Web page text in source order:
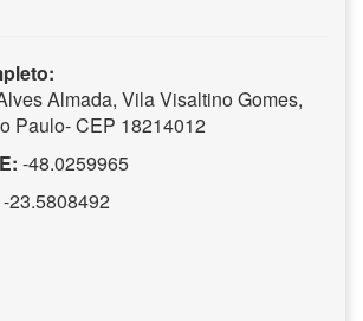
Almada, Vila Visaltino Gomes,
Paulo- CEP 18214012
-48.0259965
-23.5808492